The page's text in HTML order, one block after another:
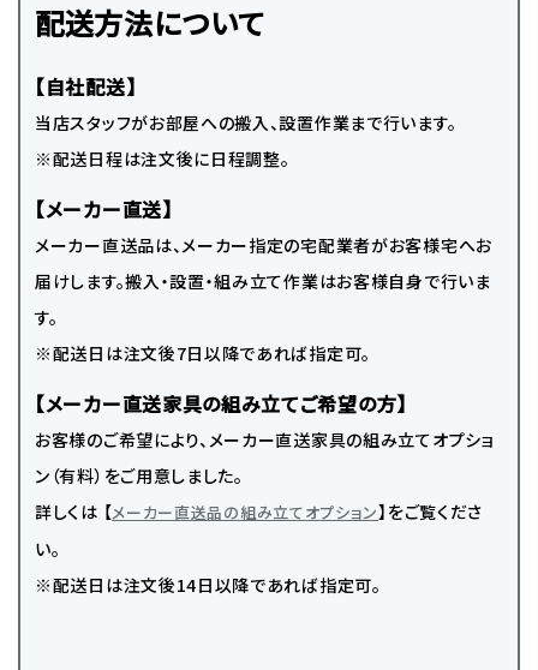
配送方法について
【自社配送】
当店スタッフがお部屋への搬入、設置作業まで行います。
※配送日程は注文後に日程調整。
【メーカー直送】
メーカー直送品は、メーカー指定の宅配業者がお客様宅へお
届けします。搬入・設置・組み立て作業はお客様自身で行いま
す。
※配送日は注文後7日以降であれば指定可。
【メーカー直送家具の組み立てご希望の方】
お客様のご希望により、メーカー直送家具の組み立てオプショ
ン（有料）をご用意しました。
詳しくは 【メーカー直送品の組み立てオプション】をご覧くださ
い。
※配送日は注文後14日以降であれば指定可。